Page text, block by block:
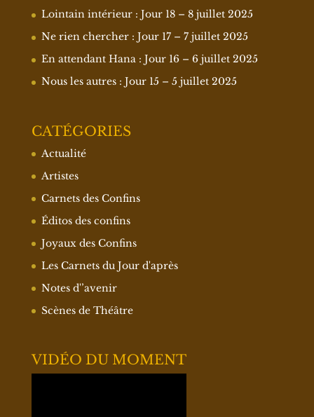
Lointain intérieur : Jour 18 – 8 juillet 2025
Ne rien chercher : Jour 17 – 7 juillet 2025
En attendant Hana : Jour 16 – 6 juillet 2025
Nous les autres : Jour 15 – 5 juillet 2025
CATÉGORIES
Actualité
Artistes
Carnets des Confins
Éditos des confins
Joyaux des Confins
Les Carnets du Jour d'après
Notes d'’avenir
Scènes de Théâtre
VIDÉO DU MOMENT